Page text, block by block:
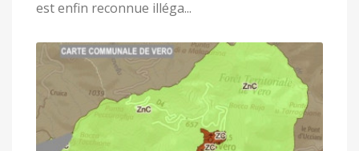
est enfin reconnue illéga...